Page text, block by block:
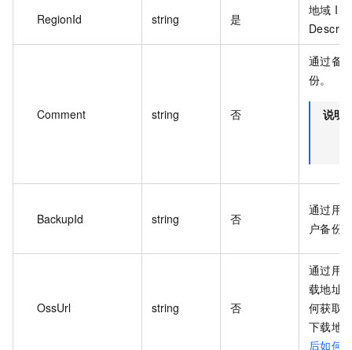
RegionId string 是
地域 ID
Comment string 否
通过备
份。
说明
BackupId string 否
通过用
户备份
OssUrl string 否
通过用
载地址
何获取
下载地
后如何